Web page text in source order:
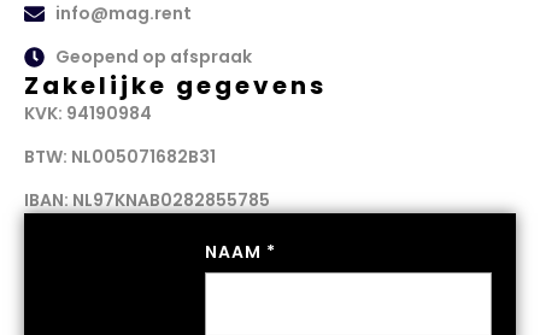
info@mag.rent
Geopend op afspraak
Zakelijke gegevens
KVK: 94190984
BTW: NL005071682B31
IBAN: NL97KNAB0282855785
NAAM *